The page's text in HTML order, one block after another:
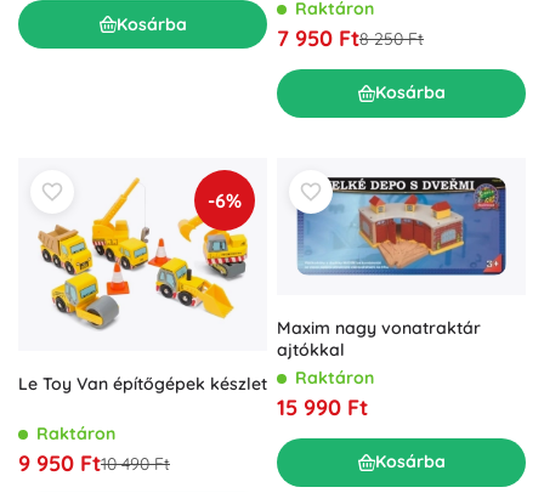
Kosárba
Raktáron
7 950 Ft8 250 Ft
Kosárba
-6%
Le Toy Van építőgépek készlet
Raktáron
9 950 Ft10 490 Ft
Maxim nagy vonatraktár
ajtókkal
Raktáron
15 990 Ft
Kosárba